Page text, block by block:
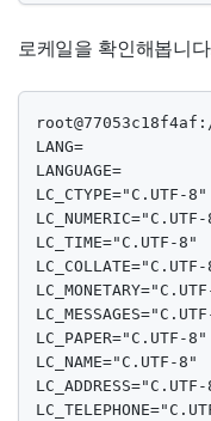
로케일을 확인해봅니
LANG=
LANGUAGE=
LC_CTYPE="C.UTF-8"
LC_TIME="C.UTF-8"
LC_PAPER="C.UTF-8"
LC_NAME="C.UTF-8"